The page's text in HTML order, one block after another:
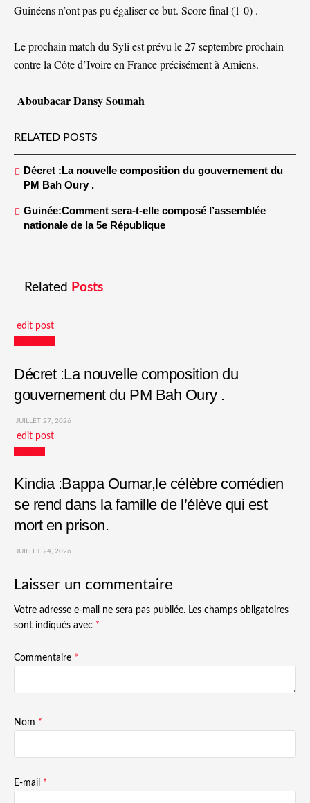
Guinéens n’ont pas pu égaliser ce but. Score final (1-0) .
Le prochain match du Syli est prévu le 27 septembre prochain
contre la Côte d’Ivoire en France précisément à Amiens.
Aboubacar Dansy Soumah
RELATED POSTS
Décret :La nouvelle composition du gouvernement du
PM Bah Oury .
Guinée:Comment sera-t-elle composé l’assemblée
nationale de la 5e République
Related Posts
edit post
Décret :La nouvelle composition du
gouvernement du PM Bah Oury .
JUILLET 27, 2026
edit post
Kindia :Bappa Oumar,le célèbre comédien
se rend dans la famille de l’élève qui est
mort en prison.
JUILLET 24, 2026
Laisser un commentaire
Votre adresse e-mail ne sera pas publiée. Les champs obligatoires
sont indiqués avec *
Commentaire *
Nom *
E-mail *